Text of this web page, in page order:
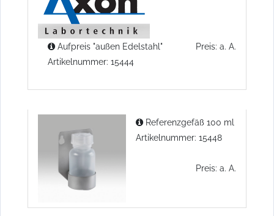
Aufpreis "außen Edelstahl"
Artikelnummer: 15444
Preis: a. A.
Referenzgefäß 100 ml
Artikelnummer: 15448
Preis: a. A.